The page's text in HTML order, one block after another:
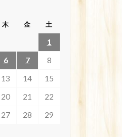
木 金 土
1
6 7
8
13 14
15
20 21
22
27 28
29